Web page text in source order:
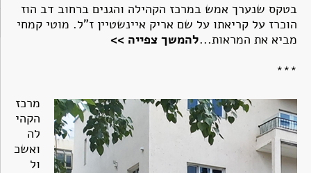
בטקס שנערך אמש במרכז הקהילה והגנים ברחוב דב הוז
הוכרז על קריאתו על שם אריק איינשטיין ז"ל. מוטי קמחי
מביא את המראות...להמשך צפייה >>
***
מרכז
הקהי
לה
ואשכ
ול